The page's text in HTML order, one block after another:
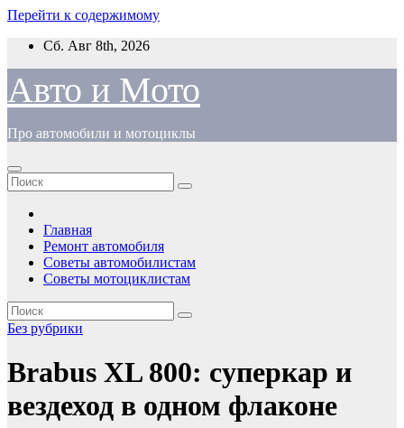
Перейти к содержимому
Сб. Авг 8th, 2026
Авто и Мото
Про автомобили и мотоциклы
Главная
Ремонт автомобиля
Советы автомобилистам
Советы мотоциклистам
Без рубрики
Brabus XL 800: суперкар и
вездеход в одном флаконе